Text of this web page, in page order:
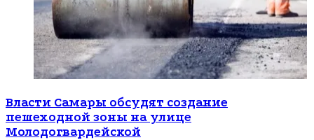
Власти Самары обсудят создание
пешеходной зоны на улице
Молодогвардейской